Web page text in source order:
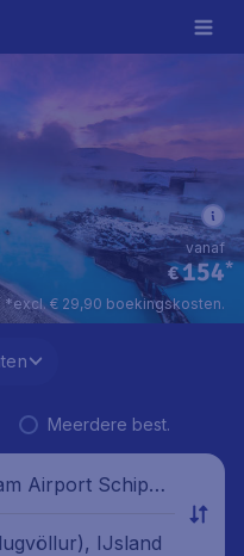
€154*
vanaf
*excl. € 29,90 boekingskosten.
Meerdere best.
Airport Schipho
IJsland